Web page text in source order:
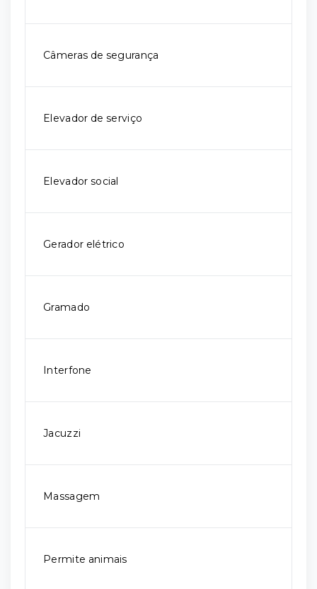
Câmeras de segurança
Elevador de serviço
Elevador social
Gerador elétrico
Gramado
Interfone
Jacuzzi
Massagem
Permite animais